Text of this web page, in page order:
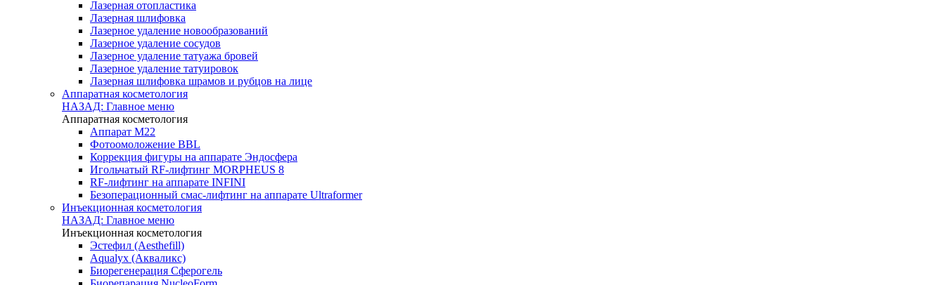
Лазерная отопластика
Лазерная шлифовка
Лазерное удаление новообразований
Лазерное удаление сосудов
Лазерное удаление татуажа бровей
Лазерное удаление татуировок
Лазерная шлифовка шрамов и рубцов на лице
Аппаратная косметология
НАЗАД: Главное меню
Аппаратная косметология
Аппарат M22
Фотоомоложение BBL
Коррекция фигуры на аппарате Эндосфера
Игольчатый RF-лифтинг MORPHEUS 8
RF-лифтинг на аппарате INFINI
Безоперационный смас-лифтинг на аппарате Ultraformer
Инъекционная косметология
НАЗАД: Главное меню
Инъекционная косметология
Эстефил (Aesthefill)
Aqualyx (Акваликс)
Биорегенерация Сферогель